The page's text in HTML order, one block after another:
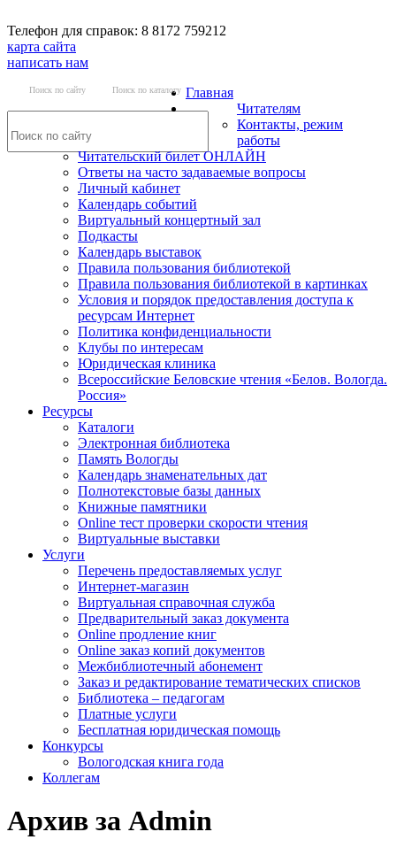
Телефон для справок: 8 8172 759212
карта сайта
написать нам
Поиск по сайту Поиск по каталогу Главная
Читателям
Контакты, режим
работы
Читательский билет ОНЛАЙН
Ответы на часто задаваемые вопросы
Личный кабинет
Календарь событий
Виртуальный концертный зал
Подкасты
Календарь выставок
Правила пользования библиотекой
Правила пользования библиотекой в картинках
Условия и порядок предоставления доступа к
ресурсам Интернет
Политика конфиденциальности
Клубы по интересам
Юридическая клиника
Всероссийские Беловские чтения «Белов. Вологда.
Россия»
Ресурсы
Каталоги
Электронная библиотека
Память Вологды
Календарь знаменательных дат
Полнотекстовые базы данных
Книжные памятники
Online тест проверки скорости чтения
Виртуальные выставки
Услуги
Перечень предоставляемых услуг
Интернет-магазин
Виртуальная справочная служба
Предварительный заказ документа
Online продление книг
Online заказ копий документов
Межбиблиотечный абонемент
Заказ и редактирование тематических списков
Библиотека – педагогам
Платные услуги
Бесплатная юридическая помощь
Конкурсы
Вологодская книга года
Коллегам
Архив за Admin